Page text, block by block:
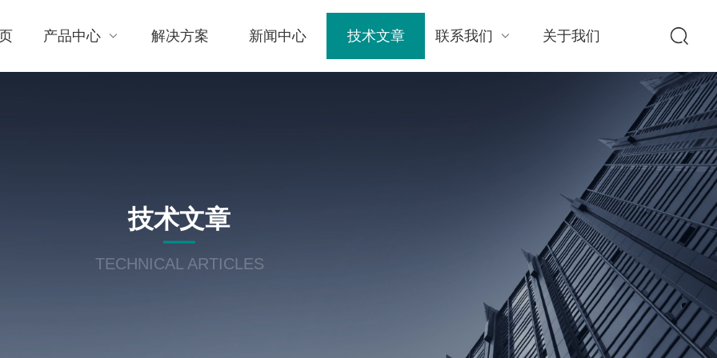
产品中心 解决方案 新闻中心 技术文章 联系我们 关于我们
技术文章
TECHNICAL ARTICLES